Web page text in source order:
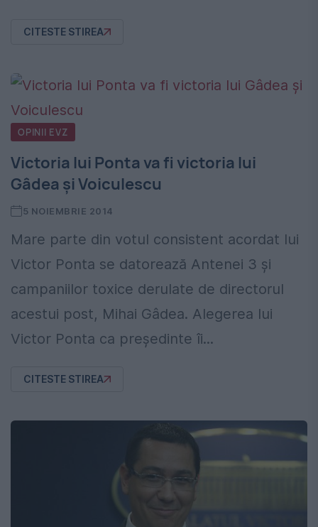
CITESTE STIREA
OPINII EVZ
Victoria lui Ponta va fi victoria lui
Gâdea şi Voiculescu
5 NOIEMBRIE 2014
Mare parte din votul consistent acordat lui
Victor Ponta se datorează Antenei 3 şi
campaniilor toxice derulate de directorul
acestui post, Mihai Gâdea. Alegerea lui
Victor Ponta ca preşedinte îi...
CITESTE STIREA